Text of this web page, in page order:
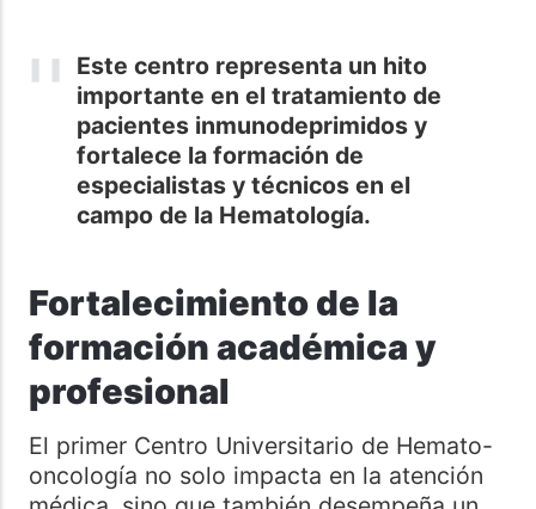
Este centro representa un hito
importante en el tratamiento de
pacientes inmunodeprimidos y
fortalece la formación de
especialistas y técnicos en el
campo de la Hematología.
Fortalecimiento de la
formación académica y
profesional
El primer Centro Universitario de Hemato-
oncología no solo impacta en la atención